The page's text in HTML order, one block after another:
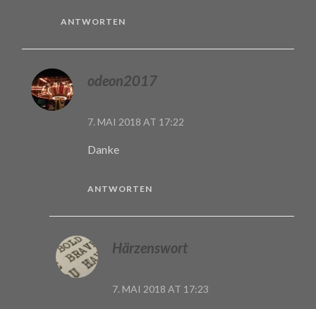
ANTWORTEN
odeon2017
7. MAI 2018 AT 17:22
Danke
ANTWORTEN
Härzenswort
7. MAI 2018 AT 17:23